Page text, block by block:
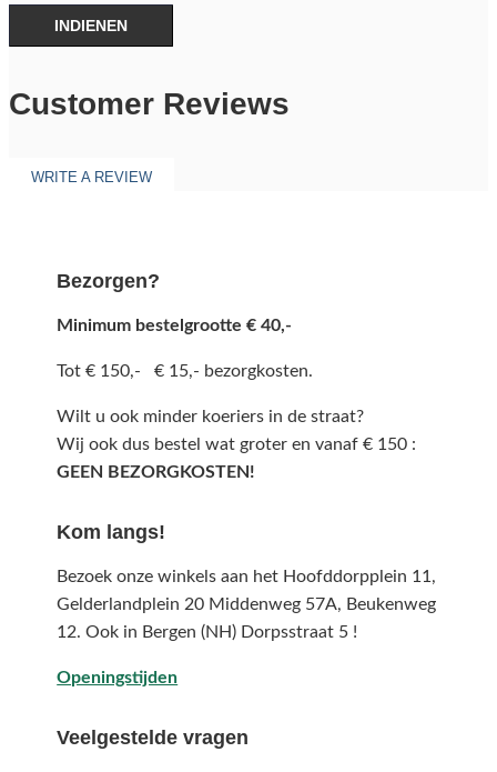
INDIENEN
Customer Reviews
WRITE A REVIEW
Bezorgen?
Minimum bestelgrootte € 40,-
Tot € 150,- € 15,- bezorgkosten.
Wilt u ook minder koeriers in de straat?
Wij ook dus bestel wat groter en vanaf € 150 :
GEEN BEZORGKOSTEN!
Kom langs!
Bezoek onze winkels aan het Hoofddorpplein 11,
Gelderlandplein 20 Middenweg 57A, Beukenweg
12.Ook in Bergen (NH) Dorpsstraat 5 !
Openingstijden
Veelgestelde vragen